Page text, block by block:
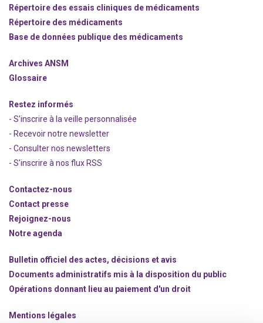
Répertoire des essais cliniques de médicaments
Répertoire des médicaments
Base de données publique des médicaments
Archives ANSM
Glossaire
Restez informés
- S'inscrire à la veille personnalisée
- Recevoir notre newsletter
- Consulter nos newsletters
- S'inscrire à nos flux RSS
Contactez-nous
Contact presse
Rejoignez-nous
Notre agenda
Bulletin officiel des actes, décisions et avis
Documents administratifs mis à la disposition du public
Opérations donnant lieu au paiement d'un droit
Mentions légales